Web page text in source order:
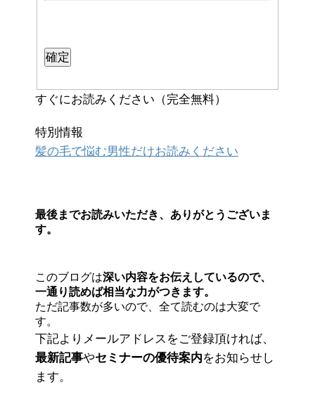
すぐにお読みください（完全無料）
特別情報
髪の毛で悩む男性だけお読みください
最後までお読みいただき、ありがとうございま
す。
このブログは深い内容をお伝えしているので、
一通り読めば相当な力がつきます。
ただ記事数が多いので、全て読むのは大変で
す。
下記よりメールアドレスをご登録頂ければ、
最新記事やセミナーの優待案内をお知らせし
ます。